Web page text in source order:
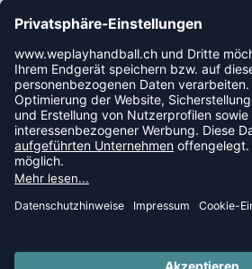
Kreditkarte
Rechnungskauf
NEWSLETTER
FOLLOW US